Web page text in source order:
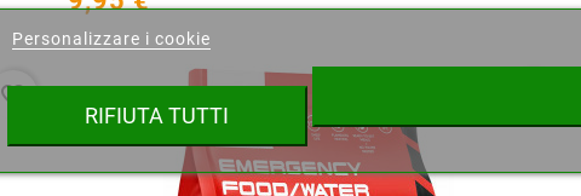
favorite_border
Nome lista dei desideri
Crea lista dei desideri
Personalizzare i cookie
RIFIUTA TUTTI